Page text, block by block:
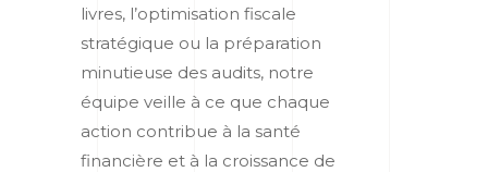
livres, l’optimisation fiscale
stratégique ou la préparation
minutieuse des audits, notre
équipe veille à ce que chaque
action contribue à la santé
financière et à la croissance de